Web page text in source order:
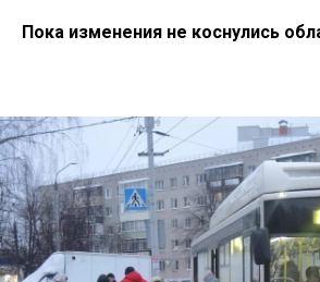
Пока изменения не коснулись